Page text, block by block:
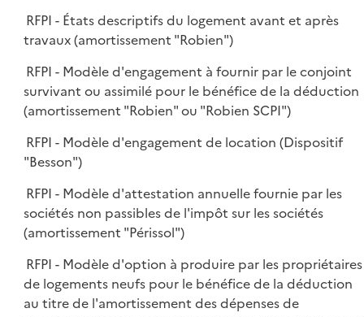
RFPI - États descriptifs du logement avant et après
travaux (amortissement "Robien")
RFPI - Modèle d'engagement à fournir par le conjoint
survivant ou assimilé pour le bénéfice de la déduction
(amortissement "Robien" ou "Robien SCPI")
RFPI - Modèle d'engagement de location (Dispositif
"Besson")
RFPI - Modèle d'attestation annuelle fournie par les
sociétés non passibles de l'impôt sur les sociétés
(amortissement "Périssol")
RFPI - Modèle d'option à produire par les propriétaires
de logements neufs pour le bénéfice de la déduction
au titre de l'amortissement des dépenses de